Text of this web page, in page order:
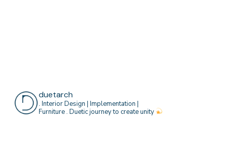
duetarch
. Interior Design | Implementation |
Furniture. Duetic journey to create unity